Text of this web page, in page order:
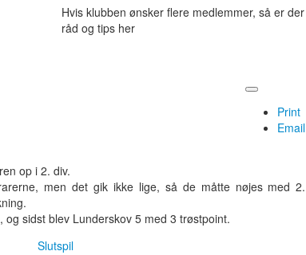
Hvis klubben ønsker flere medlemmer, så er der
råd og tips her
Print
Email
op i 2. div.
men det gik ikke lige, så de måtte nøjes med 2.
sidst blev Lunderskov 5 med 3 trøstpoint.
Slutspil